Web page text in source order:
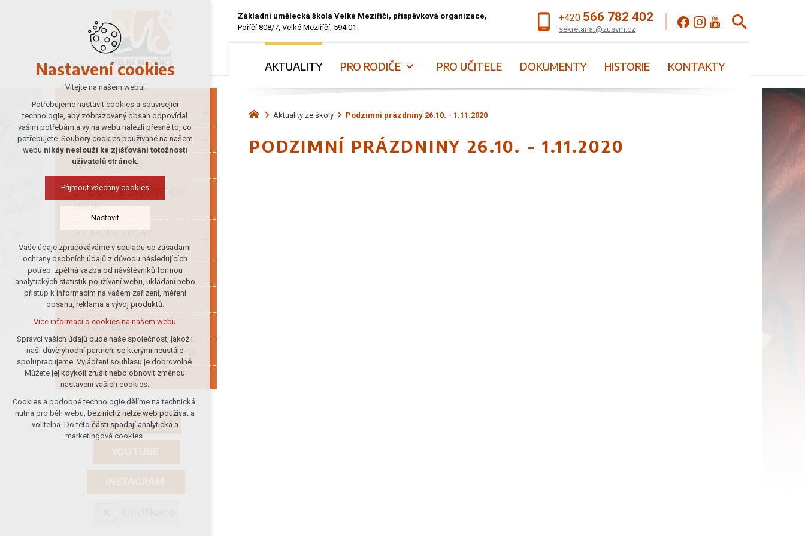
+420 566 782 402
sekretariat@zusvm.cz
Základní umělecká škola Velké Meziříčí, příspěvková organizace,
Poříčí 808/7, Velké Meziříčí, 594 01
AKTUALITY PRO RODIČE PRO UČITELE DOKUMENTY HISTORIE KONTAKTY
HUDEBNÍ OBOR
VÝTVARNÝ OBOR
TANEČNÍ OBOR
LITERÁRNĚ DRAMATICKÝ
OBOR
SOUBORY, SBORY,
ORCHESTRY
ÚSPĚCHY ŠKOLY
PORTÁL ŠKOLY
FOTOGALERIE
ELEKTRONICKÁ PŘIHLÁŠKA
FACEBOOK
Aktuality ze školy Podzimní prázdniny 26.10. - 1.11.2020
PODZIMNÍ PRÁZDNINY 26.10. - 1.11.2020
Nastavení cookies
Vítejte na našem webu!
Potřebujeme nastavit cookies a související
technologie, aby zobrazovaný obsah odpovídal
vašim potřebám a vy na webu nalezli přesně to, co
potřebujete. Soubory cookies používané na našem
webu nikdy neslouží ke zjišťování totožnosti
uživatelů stránek.
Přijmout všechny cookies
Nastavit
Technická cookies
nutná pro provozování webu
udržení kontextu stránek (session):
případná přihlášení, volby jazyka, apod.
Volitelná cookies
analytická pro anonymizované
vyhodnocení návštěvnosti
marketingová cookies (Google)
Více informací o cookies na našem webu
Přijmout všechny cookies
Odmítnout vše
Vaše údaje zpracováváme v souladu se zásadami
ochrany osobních údajů z důvodu následujících
potřeb: zpětná vazba od návštěvníků formou
analytických statistik používání webu, ukládání nebo
přístup k informacím na vašem zařízení, měření
obsahu, reklama a vývoj produktů.
Více informací o cookies na našem webu
Správci vašich údajů bude naše společnost, jakož i
naši důvěryhodní partneři, se kterými neustále
spolupracujeme. Vyjádření souhlasu je dobrovolné.
Můžete jej kdykoli zrušit nebo obnovit změnou
nastavení vašich cookies.
Cookies a podobné technologie dělíme na technická:
nutná pro běh webu, bez nichž nelze web používat a
volitelná. Do této části spadají analytická a
marketingová cookies.